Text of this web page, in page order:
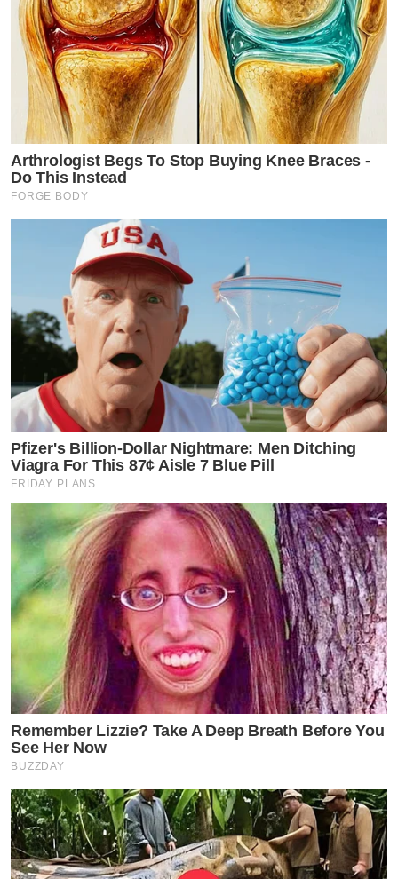
Arthrologist Begs To Stop Buying Knee Braces -
Do This Instead
FORGE BODY
Pfizer's Billion-Dollar Nightmare: Men Ditching
Viagra For This 87¢ Aisle 7 Blue Pill
FRIDAY PLANS
Remember Lizzie? Take A Deep Breath Before You
See Her Now
BUZZDAY